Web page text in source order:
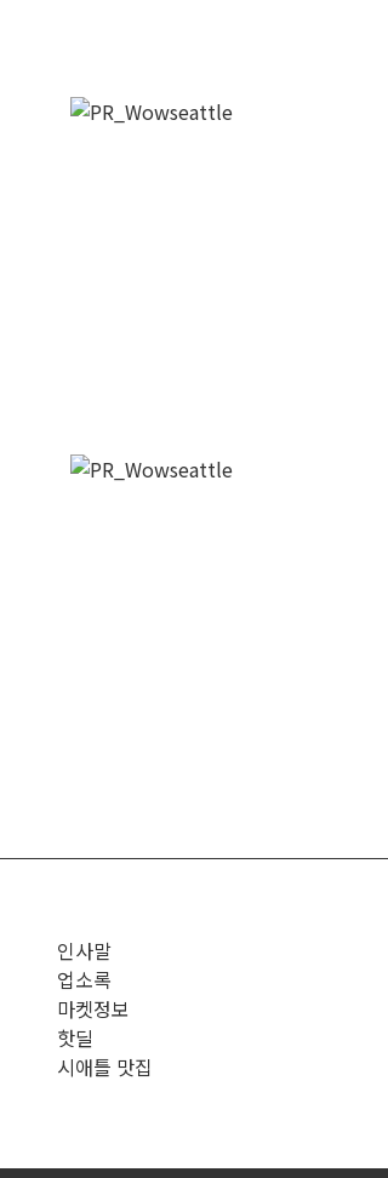
인사말
업소록
마켓정보
핫딜
시애틀 맛집